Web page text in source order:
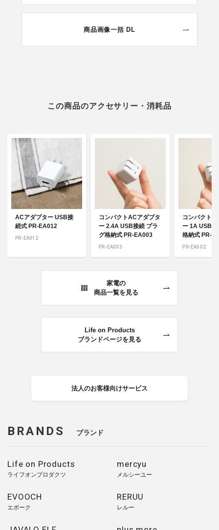
商品画像一括 DL
この商品のアクセサリー・消耗品
ACアダプター USB接
続式 PR-EA012
PR-EA012
コンパクトACアダプタ
ー 2.4A USB接続 プラ
グ格納式 PR-EA003
PR-EA003
コンパクト
ー 1A USB接
格納式 PR-
PR-EA002
家電の
商品一覧を見る
Life on Products
ブランドページを見る
法人のお客様向けサービス
BRANDS ブランド
Life on Products
ライフオンプロダクツ
mercyu
メルシーユー
EVOOCH
エボーク
RERUU
レルー